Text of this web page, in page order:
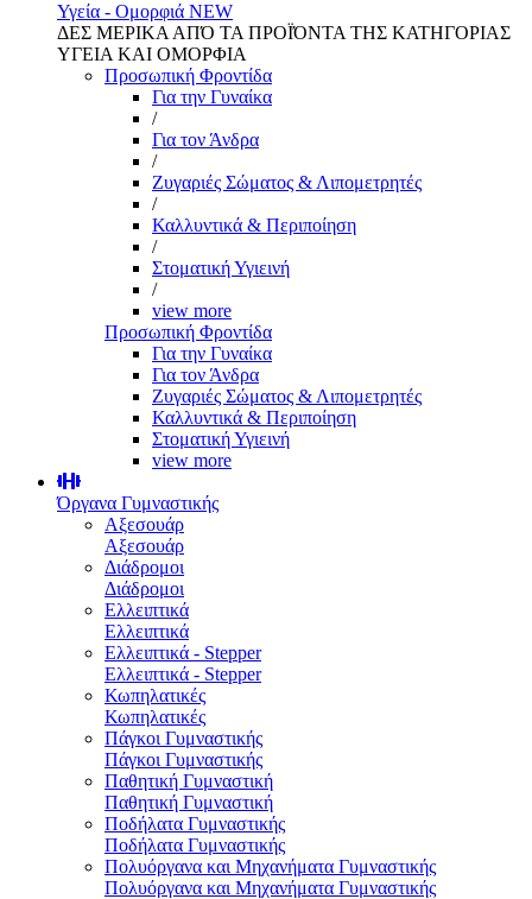
Υγεία - Ομορφιά NEW
ΔΕΣ ΜΕΡΙΚΑ ΑΠΌ ΤΑ ΠΡΟΪΌΝΤΑ ΤΗΣ ΚΑΤΗΓΟΡΙΑΣ
ΥΓΕΙΑ ΚΑΙ ΟΜΟΡΦΙΑ
Προσωπική Φροντίδα
Για την Γυναίκα
/
Για τον Άνδρα
/
Ζυγαριές Σώματος & Λιπομετρητές
/
Καλλυντικά & Περιποίηση
/
Στοματική Υγιεινή
/
view more
Προσωπική Φροντίδα
Για την Γυναίκα
Για τον Άνδρα
Ζυγαριές Σώματος & Λιπομετρητές
Καλλυντικά & Περιποίηση
Στοματική Υγιεινή
view more
Όργανα Γυμναστικής
Αξεσουάρ
Αξεσουάρ
Διάδρομοι
Διάδρομοι
Ελλειπτικά
Ελλειπτικά
Ελλειπτικά - Stepper
Ελλειπτικά - Stepper
Κωπηλατικές
Κωπηλατικές
Πάγκοι Γυμναστικής
Πάγκοι Γυμναστικής
Παθητική Γυμναστική
Παθητική Γυμναστική
Ποδήλατα Γυμναστικής
Ποδήλατα Γυμναστικής
Πολυόργανα και Μηχανήματα Γυμναστικής
Πολυόργανα και Μηχανήματα Γυμναστικής